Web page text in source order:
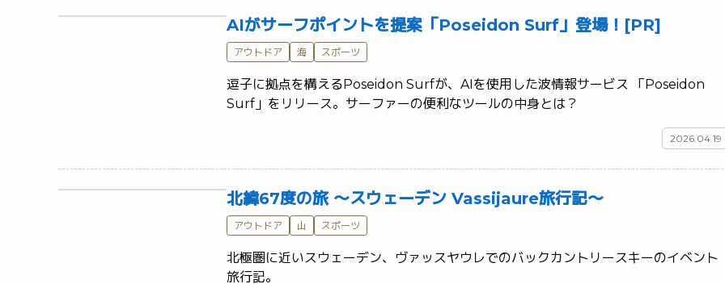
AIがサーフポイントを提案「Poseidon Surf」登場！[PR]
アウトドア 海 スポーツ
逗子に拠点を構えるPoseidon Surfが、AIを使用した波情報サービス 「Poseidon
2026.04.19
北緯67度の旅 ～スウェーデン Vassijaure旅行記～
アウトドア 山 スポーツ
北極圏に近いスウェーデン、ヴァッスヤウレでのバックカントリースキーのイベント